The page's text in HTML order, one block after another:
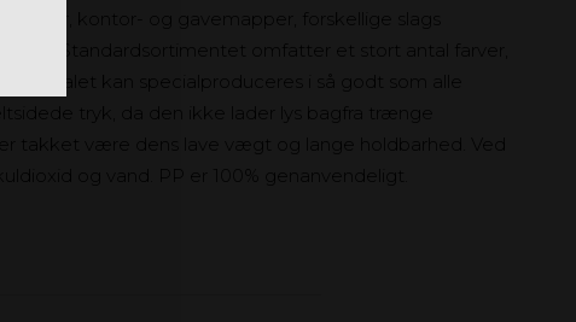
kontor- og gavemapper, forskellige slags
Standardsortimentet omfatter et stort antal farver,
kan specialproduceres i så godt som alle
tryk, da den ikke lader lys bagfra trænge
takket være dens lave vægt og lange holdbarhed. Ved
og vand. PP er 100% genanvendeligt.